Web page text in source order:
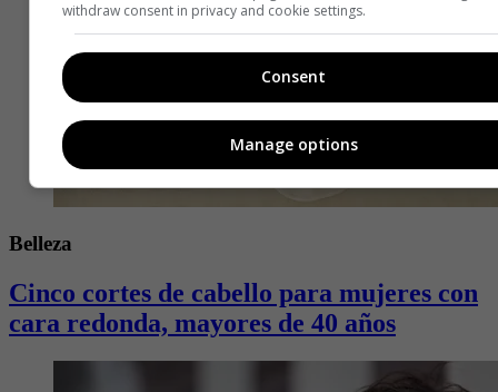
Belleza
Cinco cortes de cabello para mujeres con
cara redonda, mayores de 40 años
withdraw consent in privacy and cookie settings.
Consent
Manage options